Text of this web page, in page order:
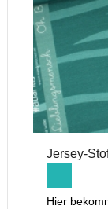
Jersey-
Hier